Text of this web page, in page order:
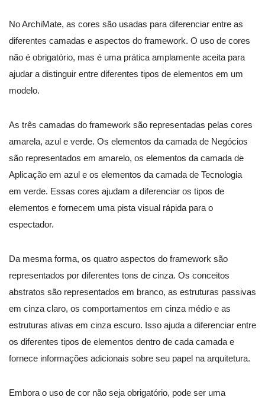
No ArchiMate, as cores são usadas para diferenciar entre as
diferentes camadas e aspectos do framework. O uso de cores
não é obrigatório, mas é uma prática amplamente aceita para
ajudar a distinguir entre diferentes tipos de elementos em um
modelo.
As três camadas do framework são representadas pelas cores
amarela, azul e verde. Os elementos da camada de Negócios
são representados em amarelo, os elementos da camada de
Aplicação em azul e os elementos da camada de Tecnologia
em verde. Essas cores ajudam a diferenciar os tipos de
elementos e fornecem uma pista visual rápida para o
espectador.
Da mesma forma, os quatro aspectos do framework são
representados por diferentes tons de cinza. Os conceitos
abstratos são representados em branco, as estruturas passivas
em cinza claro, os comportamentos em cinza médio e as
estruturas ativas em cinza escuro. Isso ajuda a diferenciar entre
os diferentes tipos de elementos dentro de cada camada e
fornece informações adicionais sobre seu papel na arquitetura.
Embora o uso de cor não seja obrigatório, pode ser uma